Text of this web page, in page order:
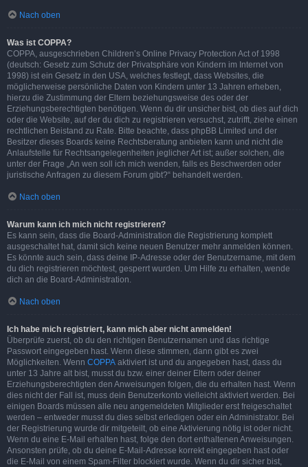
Nach oben
Was ist COPPA?
COPPA, ausgeschrieben Children’s Online Privacy Protection Act of 1998
(deutsch: Gesetz zum Schutz der Privatsphäre von Kindern im Internet von
1998) ist ein Gesetz in den USA, welches festlegt, dass Websites, die
möglicherweise persönliche Daten von Kindern unter 13 Jahren erheben,
hierzu die Zustimmung der Eltern beziehungsweise des oder der
Erziehungsberechtigten benötigen. Wenn du dir unsicher bist, ob dies auf dich
oder die Website, auf der du dich zu registrieren versuchst, zutrifft, ziehe einen
rechtlichen Beistand zu Rate. Bitte beachte, dass phpBB Limited und der
Besitzer dieses Boards keine Rechtsberatung anbieten kann und nicht die
Anlaufstelle für Rechtsangelegenheiten jeglicher Art ist; außer solchen, die
unter der Frage „An wen soll ich mich wenden, falls es Beschwerden oder
juristische Anfragen zu diesem Forum gibt?“ behandelt werden.
Nach oben
Warum kann ich mich nicht registrieren?
Es kann sein, dass die Board-Administration die Registrierung komplett
ausgeschaltet hat, damit sich keine neuen Benutzer mehr anmelden können.
Es könnte auch sein, dass deine IP-Adresse oder der Benutzername, mit dem
du dich registrieren möchtest, gesperrt wurden. Um Hilfe zu erhalten, wende
dich an die Board-Administration.
Nach oben
Ich habe mich registriert, kann mich aber nicht anmelden!
Überprüfe zuerst, ob du den richtigen Benutzernamen und das richtige
Passwort eingegeben hast. Wenn diese stimmen, dann gibt es zwei
Möglichkeiten. Wenn COPPA aktiviert ist und du angegeben hast, dass du
unter 13 Jahre alt bist, musst du bzw. einer deiner Eltern oder deiner
Erziehungsberechtigten den Anweisungen folgen, die du erhalten hast. Wenn
dies nicht der Fall ist, muss dein Benutzerkonto vielleicht aktiviert werden. Bei
einigen Boards müssen alle neu angemeldeten Mitglieder erst freigeschaltet
werden – entweder musst du dies selbst erledigen oder ein Administrator. Bei
der Registrierung wurde dir mitgeteilt, ob eine Aktivierung nötig ist oder nicht.
Wenn du eine E-Mail erhalten hast, folge den dort enthaltenen Anweisungen.
Ansonsten prüfe, ob du deine E-Mail-Adresse korrekt eingegeben hast oder
die E-Mail von einem Spam-Filter blockiert wurde. Wenn du dir sicher bist,